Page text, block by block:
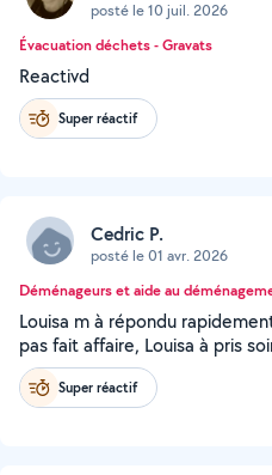
posté le 10 juil. 2026
Évacuation déchets - Gravats
Reactivd
Super réactif
Cedric P.
posté le 01 avr. 2026
Déménageurs et aide au
Louisa m à répondu
pas fait affaire, Louisa à pris
Super réactif